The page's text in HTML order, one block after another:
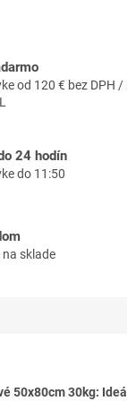
od 120 € bez DPH
24 hodín
do 11:50
sklade
50x80cm 30kg: